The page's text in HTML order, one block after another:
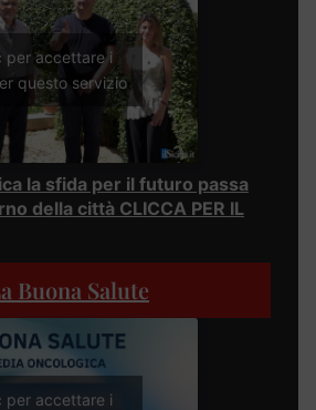
per accettare i
questo servizio
la sfida per il futuro passa
della città CLICCA PER IL
Buona Salute
per accettare i